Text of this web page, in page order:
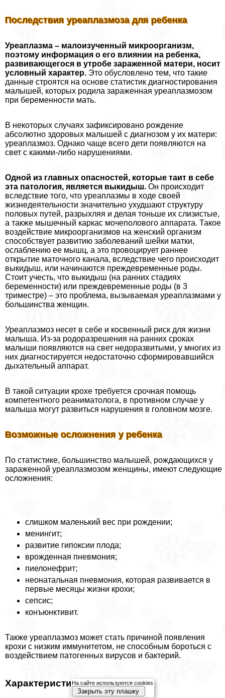
Последствия уреаплазмоза для ребенка
Уреаплазма – малоизученный микроорганизм,
поэтому информация о его влиянии на ребенка,
развивающегося в утробе зараженной матери, носит
условный хаpaктер. Это обусловлено тем, что такие
данные строятся на основе статистик диагностирования
малышей, которых родила зараженная уреаплазмозом
при беременности мать.
В некоторых случаях зафиксировано рождение
абсолютно здоровых малышей с диагнозом у их матери:
уреаплазмоз. Однако чаще всего дети появляются на
свет с какими-либо нарушениями.
Одной из главных опасностей, которые таит в себе
эта патология, является выкидыш. Он происходит
вследствие того, что уреаплазмы в ходе своей
жизнедеятельности значительно ухудшают структуру
пoлoвых путей, разрыхляя и делая тоньше их слизистые,
а также мышечный каркас мочепoлoвoго аппарата. Такое
воздействие микроорганизмов на женский организм
способствует развитию заболеваний шейки матки,
ослаблению ее мышц, а это провоцирует раннее
открытие маточного канала, вследствие чего происходит
выкидыш, или начинаются преждевременные роды.
Стоит учесть, что выкидыш (на ранних стадиях
беременности) или преждевременные роды (в 3
триместре) – это проблема, вызываемая уреаплазмами у
большинства женщин.
Уреаплазмоз несет в себе и косвенный риск для жизни
малыша. Из-за родоразрешения на ранних сроках
малыши появляются на свет недоразвитыми, у многих из
них диагностируется недостаточно сформировавшийся
дыхательный аппарат.
В такой ситуации крохе требуется срочная помощь
компетентного реаниматолога, в противном случае у
малыша могут развиться нарушения в головном мозге.
Возможные осложнения у ребенка
По статистике, большинство малышей, рождающихся у
зараженной уреаплазмозом женщины, имеют следующие
осложнения:
слишком маленький вес при рождении;
менингит;
развитие гипоксии плода;
врожденная пневмония;
пиелонефрит;
неонатальная пневмония, которая развивается в
первые месяцы жизни крохи;
сепсис;
конъюнктивит.
Также уреаплазмоз может стать причиной появления
крохи с низким иммунитетом, не способным бороться с
воздействием патогенных вирусов и бактерий.
Хаpaктеристика осложнений
На сайте используются cookies
Закрыть эту плашку